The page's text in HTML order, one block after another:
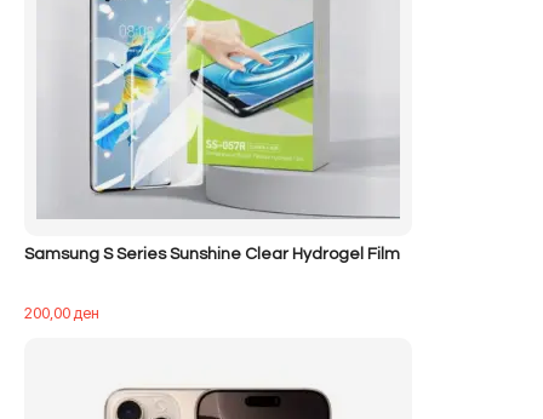
Samsung S Series Sunshine Clear Hydrogel Film
200,00ден